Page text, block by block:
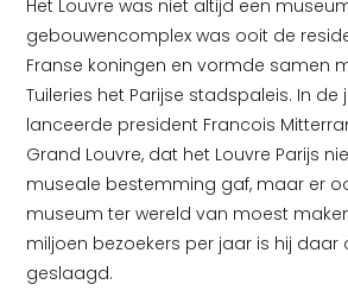
Het Louvre was niet altijd een
gebouwencomplex was ooit de
Franse koningen en vormde samen
Tuileries het Parijse stadspaleis. In
lanceerde president Francois
Grand Louvre, dat het Louvre Parijs
museale bestemming gaf, maar er
museum ter wereld van moest
miljoen bezoekers per jaar is hij daar
geslaagd.